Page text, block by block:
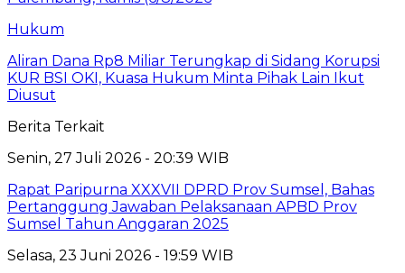
Hukum
Aliran Dana Rp8 Miliar Terungkap di Sidang Korupsi
KUR BSI OKI, Kuasa Hukum Minta Pihak Lain Ikut
Diusut
Berita Terkait
Senin, 27 Juli 2026 - 20:39 WIB
Rapat Paripurna XXXVII DPRD Prov Sumsel, Bahas
Pertanggung Jawaban Pelaksanaan APBD Prov
Sumsel Tahun Anggaran 2025
Selasa, 23 Juni 2026 - 19:59 WIB